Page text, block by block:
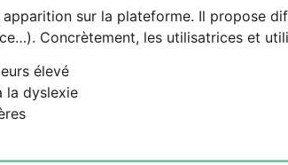
apparition sur la plateforme. Il propose
Concrètement, les utilisatrices et
élevé
la dyslexie